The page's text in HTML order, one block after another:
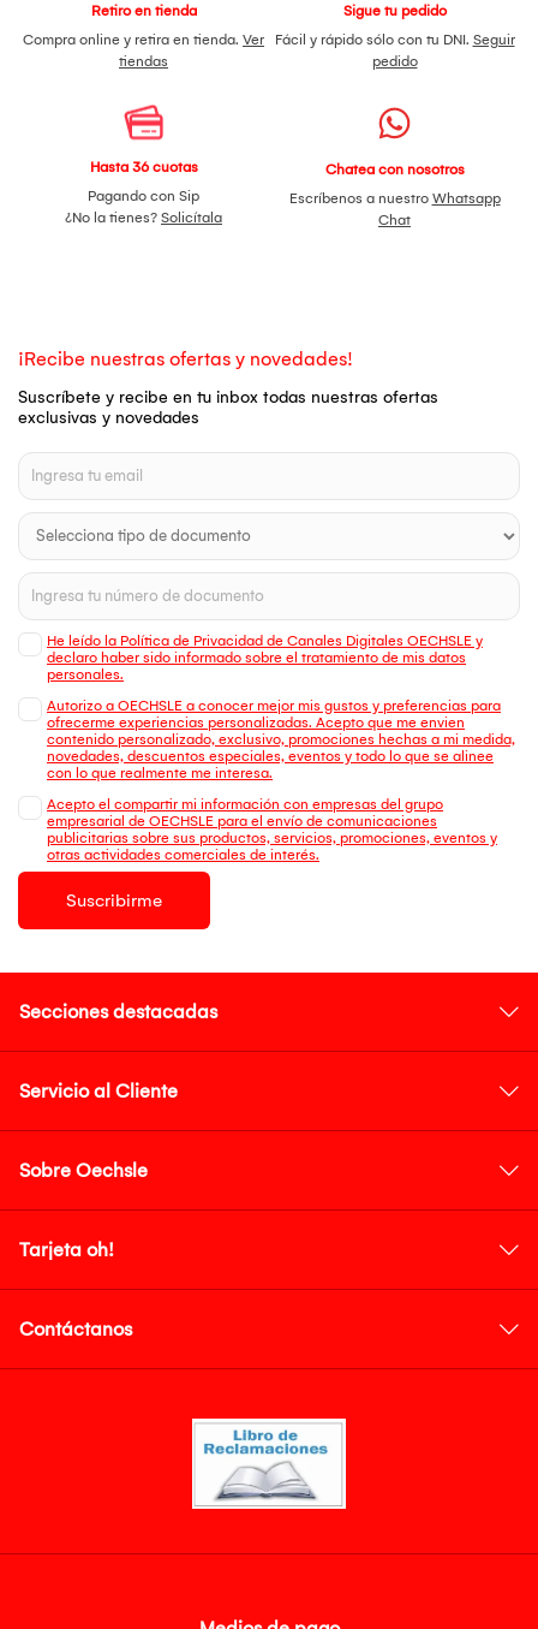
Retiro en tienda
Compra online y retira en tienda. Ver
tiendas
Sigue tu pedido
Fácil y rápido sólo con tu DNI. Seguir
pedido
Hasta 36 cuotas
Pagando con Sip
¿No la tienes? Solicítala
Chatea con nosotros
Escríbenos a nuestro Whatsapp
Chat
¡Recibe nuestras ofertas y novedades!
Suscríbete y recibe en tu inbox todas nuestras ofertas
exclusivas y novedades
He leído la Política de Privacidad de Canales Digitales OECHSLE y
declaro haber sido informado sobre el tratamiento de mis datos
personales.
Autorizo a OECHSLE a conocer mejor mis gustos y preferencias para
ofrecerme experiencias personalizadas. Acepto que me envien
contenido personalizado, exclusivo, promociones hechas a mi medida,
novedades, descuentos especiales, eventos y todo lo que se alinee
con lo que realmente me interesa.
Acepto el compartir mi información con empresas del grupo
empresarial de OECHSLE para el envío de comunicaciones
publicitarias sobre sus productos, servicios, promociones, eventos y
otras actividades comerciales de interés.
Suscribirme
Secciones destacadas
Servicio al Cliente
Sobre Oechsle
Tarjeta oh!
Contáctanos